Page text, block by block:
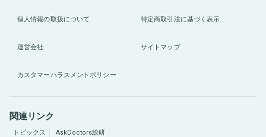
個人情報の取扱について 特定商取引法に基づく表示
運営会社 サイトマップ
カスタマーハラスメントポリシー
関連リンク
トピックス
AskDoctors総研